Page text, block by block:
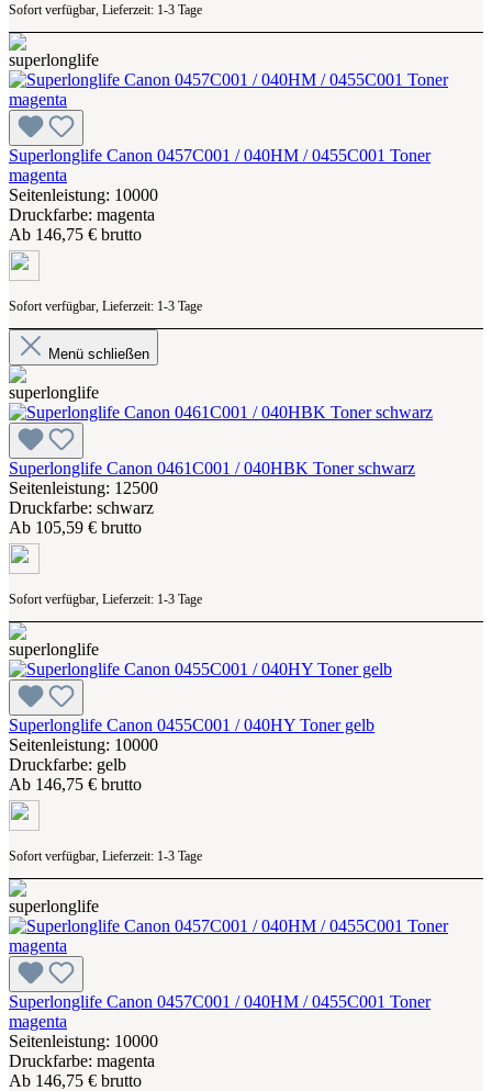
Sofort verfügbar, Lieferzeit: 1-3 Tage
Superlonglife Canon 0457C001 / 040HM / 0455C001 Toner
magenta
Seitenleistung: 10000
Druckfarbe: magenta
Ab 146,75 € brutto
Sofort verfügbar, Lieferzeit: 1-3 Tage
Menü schließen
Superlonglife Canon 0461C001 / 040HBK Toner schwarz
Seitenleistung: 12500
Druckfarbe: schwarz
Ab 105,59 € brutto
Sofort verfügbar, Lieferzeit: 1-3 Tage
Superlonglife Canon 0455C001 / 040HY Toner gelb
Seitenleistung: 10000
Druckfarbe: gelb
Ab 146,75 € brutto
Sofort verfügbar, Lieferzeit: 1-3 Tage
Superlonglife Canon 0457C001 / 040HM / 0455C001 Toner
magenta
Seitenleistung: 10000
Druckfarbe: magenta
Ab 146,75 € brutto